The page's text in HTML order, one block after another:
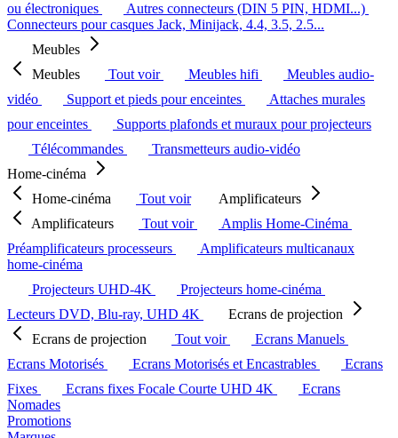
ou électroniques
Autres connecteurs (DIN 5 PIN, HDMI...)
Connecteurs pour casques Jack, Minijack, 4.4, 3.5, 2.5...
Meubles
Meubles
Tout voir Meubles hifi
Meubles audio-
vidéo
Support et pieds pour enceintes
Attaches murales
pour enceintes
Supports plafonds et muraux pour projecteurs
Télécommandes
Transmetteurs audio-vidéo
Home-cinéma
Home-cinéma
Tout voir
Amplificateurs
Amplificateurs
Tout voir
Amplis Home-Cinéma
Préamplificateurs processeurs
Amplificateurs multicanaux
home-cinéma
Projecteurs UHD-4K
Projecteurs home-cinéma
Lecteurs DVD, Blu-ray, UHD 4K
Ecrans de projection
Ecrans de projection
Tout voir
Ecrans Manuels
Ecrans Motorisés
Ecrans Motorisés et Encastrables
Ecrans
Fixes
Ecrans fixes Focale Courte UHD 4K
Ecrans
Nomades
Promotions